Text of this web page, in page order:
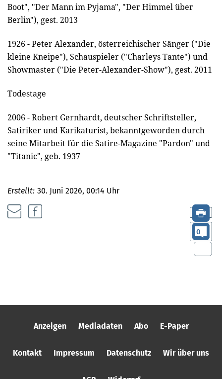
Boot", "Der Mann im Pyjama", "Der Himmel über
Berlin"), gest. 2013
1926 - Peter Alexander, österreichischer Sänger ("Die
kleine Kneipe"), Schauspieler ("Charleys Tante") und
Showmaster ("Die Peter-Alexander-Show"), gest. 2011
Todestage
2006 - Robert Gernhardt, deutscher Schriftsteller,
Satiriker und Karikaturist, bekanntgeworden durch
seine Mitarbeit für die Satire-Magazine "Pardon" und
"Titanic", geb. 1937
Erstellt: 30. Juni 2026, 00:14 Uhr
0
Anzeigen Mediadaten Abo E-Paper
Kontakt Impressum Datenschutz Wir über uns